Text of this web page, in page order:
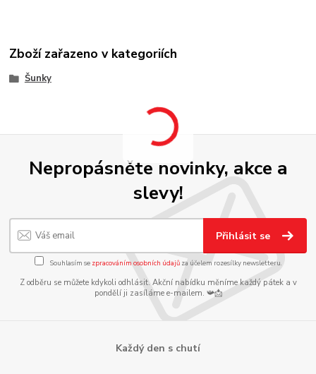
Zboží zařazeno v kategoriích
Šunky
Nepropásněte novinky, akce a
slevy!
Přihlásit se
Souhlasím se zpracováním osobních údajůza účelem rozesílky newsletteru.
Z odběru se můžete kdykoli odhlásit. Akční nabídku měníme každý pátek a v
pondělí ji zasíláme e-mailem. 📯📩
Každý den s chutí